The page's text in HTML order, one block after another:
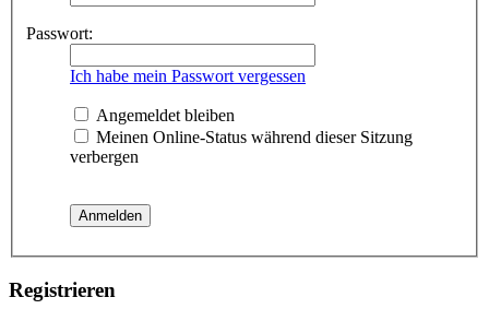
Passwort:
Ich habe mein Passwort vergessen
Angemeldet bleiben
Meinen Online-Status während dieser Sitzung
verbergen
Registrieren